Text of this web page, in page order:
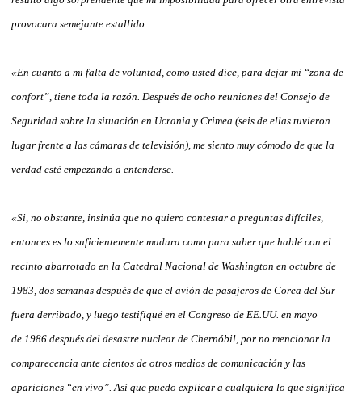
provocara semejante estallido.
«En cuanto a mi falta de voluntad, como usted dice, para dejar mi “zona de
confort”, tiene toda la razón. Después de ocho reuniones del Consejo de
Seguridad sobre la situación en Ucrania y Crimea (seis de ellas tuvieron
lugar frente a las cámaras de televisión), me siento muy cómodo de que la
verdad esté empezando a entenderse.
«Si, no obstante, insinúa que no quiero contestar a preguntas difíciles,
entonces es lo suficientemente madura como para saber que hablé con el
recinto abarrotado en la Catedral Nacional de Washington en octubre de
1983, dos semanas después de que el avión de pasajeros de Corea del Sur
fuera derribado, y luego testifiqué en el Congreso de EE.UU. en mayo
de 1986 después del desastre nuclear de Chernóbil, por no mencionar la
comparecencia ante cientos de otros medios de comunicación y las
apariciones “en vivo”. Así que puedo explicar a cualquiera lo que significa